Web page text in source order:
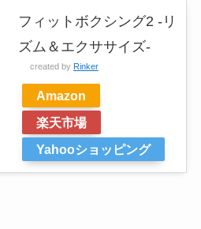
フィットボクシング2 -リ
ズム＆エクササイズ-
created by Rinker
Amazon
楽天市場
Yahooショッピング